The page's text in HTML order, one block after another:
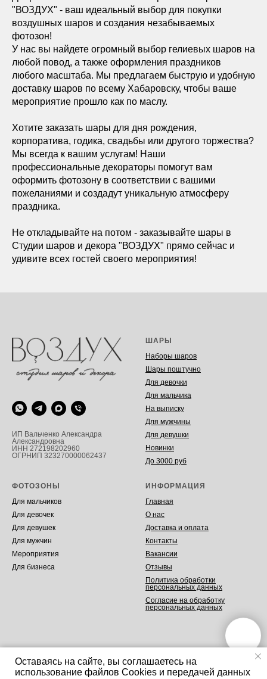
"ВОЗДУХ" - ваш идеальный выбор для покупки
воздушных шаров и создания незабываемых
фотозон!
У нас вы найдете огромный выбор гелиевых шаров на
любой повод, а также оформления праздников
любого масштаба. Мы предлагаем быструю и удобную
доставку шаров по всему Хабаровску, чтобы ваше
мероприятие прошло как по маслу.
Хотите заказать шары для дня рождения,
корпоратива, годика, свадьбы или другого торжества?
Мы всегда к вашим услугам! Наши
профессиональные декораторы помогут вам
оформить фотозону в соответствии с вашими
пожеланиями и создадут уникальную атмосферу
праздника.
Не откладывайте на потом - заказывайте шары в
Студии шаров и декора "ВОЗДУХ" прямо сейчас и
удивите всех гостей своего мероприятия!
Оставаясь на сайте, вы соглашаетесь на
использование файлов Cookies и передачей данных
ИП Вальченко Александра
Александровна
ИНН 272198202960
ОГРНИП 323270000062437
ШАРЫ
Наборы шаров
Шары поштучно
Для девочки
Для мальчика
На выписку
Для мужчины
Для девушки
Новинки
До 3000 руб
ФОТОЗОНЫ
Для мальчиков
Для девочек
Для девушек
Для мужчин
Мероприятия
Для бизнеса
ИНФОРМАЦИЯ
Главная
О нас
Доставка и оплата
Контакты
Вакансии
Отзывы
Политика обработки
персональных данных
Согласие на обработку
персональных данных
Made on Tilda